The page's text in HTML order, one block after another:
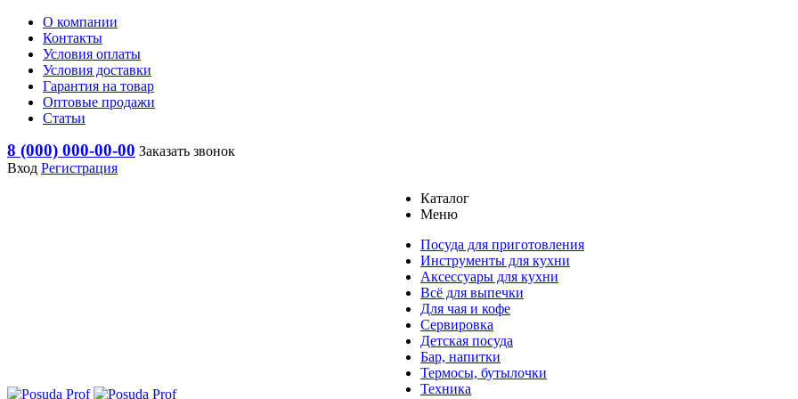
О компании
Контакты
Условия оплаты
Условия доставки
Гарантия на товар
Оптовые продажи
Статьи
8 (000) 000-00-00 Заказать звонок
Вход Регистрация
Каталог
Меню
Посуда для приготовления
Инструменты для кухни
Аксессуары для кухни
Всё для выпечки
Для чая и кофе
Сервировка
Детская посуда
Бар, напитки
Термосы, бутылочки
Техника